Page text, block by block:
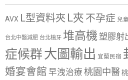
AVX L型資料夾 L夾 不孕症 兒
台北中醫減肥 台北植牙 堆高機塑膠射
症候群大圖輸出 宜蘭民宿
婚宴會館 早洩治療 桃園中醫